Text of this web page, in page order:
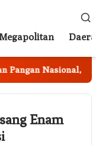
Nasional,
Enam